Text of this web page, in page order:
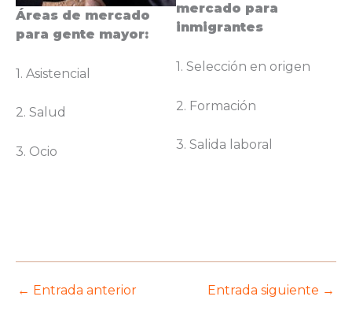
Áreas de mercado
para gente mayor:
1. Asistencial
2. Salud
3. Ocio
mercado para
inmigrantes
1. Selección en origen
2. Formación
3. Salida laboral
← Entrada anterior Entrada siguiente →